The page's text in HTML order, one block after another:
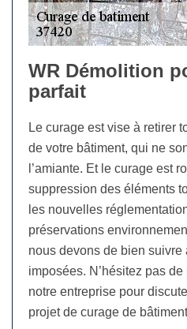
WR Démolition
parfait
Le curage est vise à retirer
de votre bâtiment, qui ne
l’amiante. Et le curage est
suppression des éléments
les nouvelles
préservations
nous devons de bien suivre
imposées. N’hésitez pas
notre entreprise pour
projet de curage de